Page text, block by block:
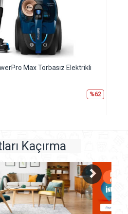
Torbasız Elektrikli
Papetto
2.765,00
Kaçırma